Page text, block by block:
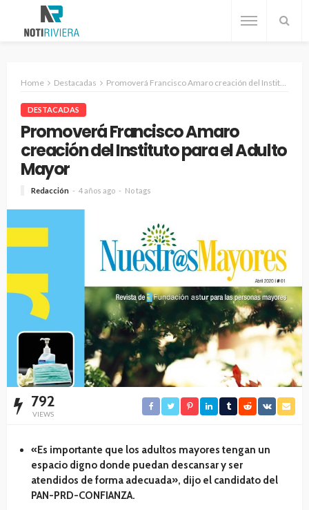
Home Destacadas Promoverá Francisco Amaro creación del Instituto para el Adulto Mayor
DESTACADAS
Promoverá Francisco Amaro
creación del Instituto para el Adulto
Mayor
Redacción 4 años ago No tags
792
VIEWS
«Es importante que los adultos mayores tengan un
espacio digno donde puedan descansar y ser
atendidos de forma adecuada», dijo el candidato del
PAN-PRD-CONFIANZA.